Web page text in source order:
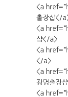
<a href="
출장샵</
<a href="
샵</a>
<a href="
</a>
<a href="
광명출장
<a href="